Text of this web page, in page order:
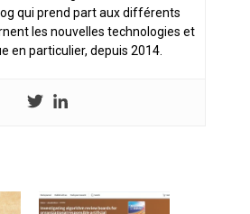
qui prend part aux différents
les nouvelles technologies et
en particulier, depuis 2014.